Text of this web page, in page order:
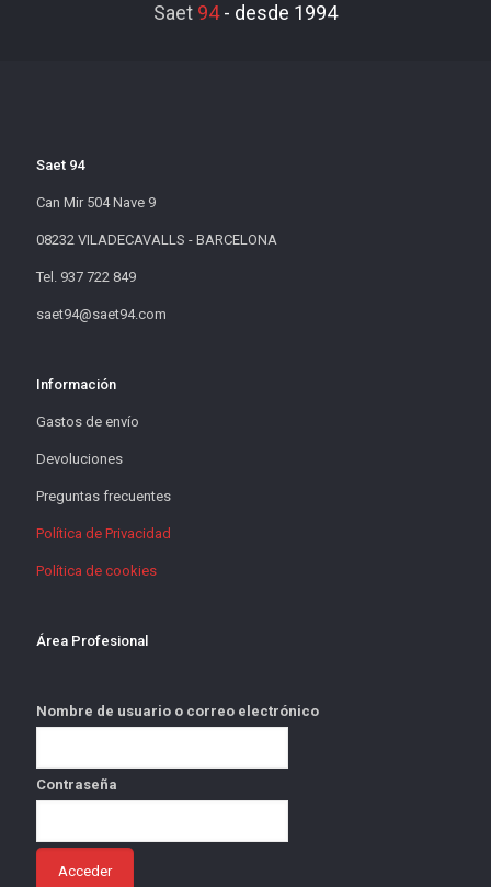
Saet 94- desde 1994
Saet 94
Can Mir 504 Nave 9
08232 VILADECAVALLS - BARCELONA
Tel. 937 722 849
saet94@saet94.com
Información
Gastos de envío
Devoluciones
Preguntas frecuentes
Política de Privacidad
Política de cookies
Área Profesional
Nombre de usuario o correo electrónico
Contraseña